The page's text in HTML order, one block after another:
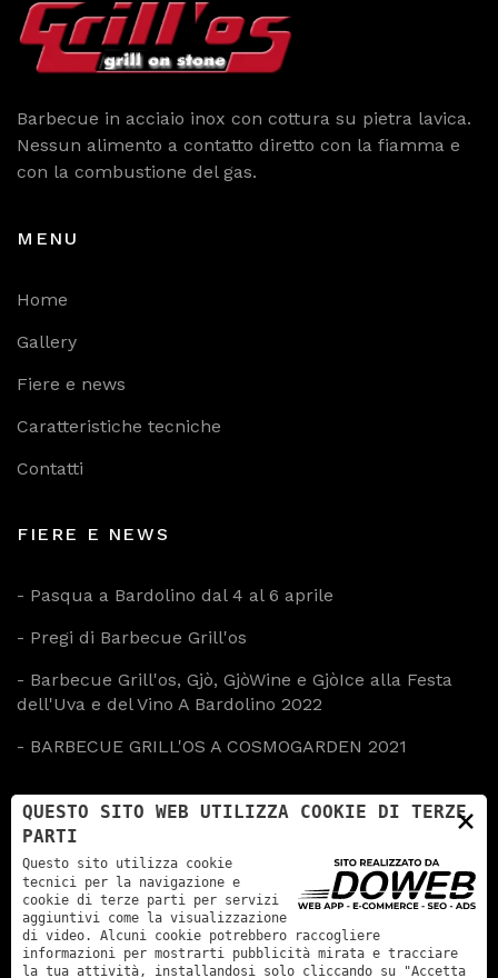
Barbecue in acciaio inox con cottura su pietra lavica.
Nessun alimento a contatto diretto con la fiamma e
con la combustione del gas.
MENU
Home
Gallery
Fiere e news
Caratteristiche tecniche
Contatti
FIERE E NEWS
- Pasqua a Bardolino dal 4 al 6 aprile
- Pregi di Barbecue Grill'os
- Barbecue Grill'os, Gjò, GjòWine e GjòIce alla Festa
dell'Uva e del Vino A Bardolino 2022
- BARBECUE GRILL'OS A COSMOGARDEN 2021
CONTATTI
Via Marsala 19A - 37012 Bussolengo (VR)
SI RICEVE SOLO SU APPUNTAMENTO
+39 3382904343
×
QUESTO SITO WEB UTILIZZA COOKIE DI TERZE
PARTI
Questo sito utilizza cookie
tecnici per la navigazione e
cookie di terze parti per servizi
aggiuntivi come la visualizzazione
di video. Alcuni cookie potrebbero raccogliere
informazioni per mostrarti pubblicità mirata e tracciare
la tua attività, installandosi solo cliccando su "Accetta